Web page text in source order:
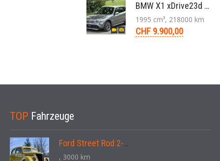
BMW X1 xDrive23d E84 204 PS Steptronic Panorama Navi Leder PDC 2011
1995 cm³, 218000 km
CHF 9.900,00
TOP Fahrzeuge
Ford Street Rod 2-Door V8 Aut. 1937
, 3000 km